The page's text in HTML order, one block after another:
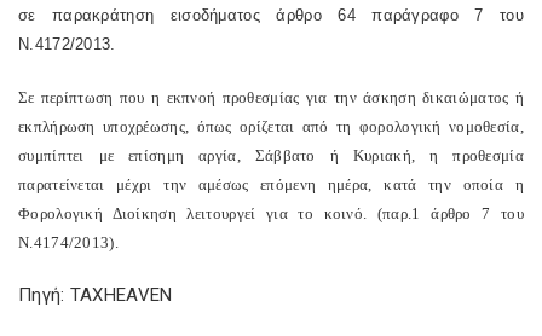
σε παρακράτηση εισοδήματος άρθρο 64 παράγραφο 7 του
Ν.4172/2013.
Σε περίπτωση που η εκπνοή προθεσμίας για την άσκηση δικαιώματος ή
εκπλήρωση υποχρέωσης, όπως ορίζεται από τη φορολογική νομοθεσία,
συμπίπτει με επίσημη αργία, Σάββατο ή Κυριακή, η προθεσμία
παρατείνεται μέχρι την αμέσως επόμενη ημέρα, κατά την οποία η
Φορολογική Διοίκηση λειτουργεί για το κοινό. (παρ.1 άρθρο 7 του
Ν.4174/2013).
Πηγή: TAXHEAVEN